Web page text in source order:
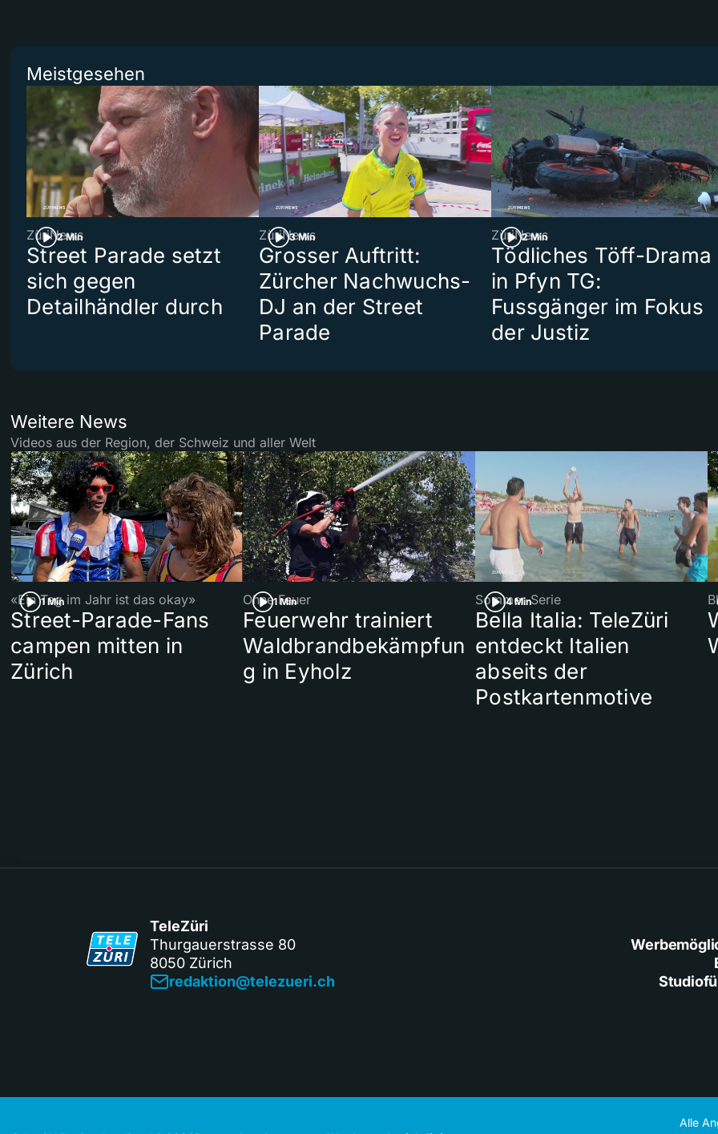
Meistgesehen
2 Min
ZüriNews
Street Parade setzt
sich gegen
Detailhändler durch
3 Min
ZüriNews
Grosser Auftritt:
Zürcher Nachwuchs-
DJ an der Street
Parade
2 Min
ZüriNews
Tödliches Töff-Drama
in Pfyn TG:
Fussgänger im Fokus
der Justiz
Weitere News
Videos aus der Region, der Schweiz und aller Welt
1 Min
«Ein Tag im Jahr ist das okay»
Street-Parade-Fans
campen mitten in
Zürich
1 Min
Ohne Feuer
Feuerwehr trainiert
Waldbrandbekämpfun
g in Eyholz
4 Min
Sommer-Serie
Bella Italia: TeleZüri
entdeckt Italien
abseits der
Postkartenmotive
TeleZüri
Thurgauerstrasse 80
8050 Zürich
redaktion@telezueri.ch
Alle